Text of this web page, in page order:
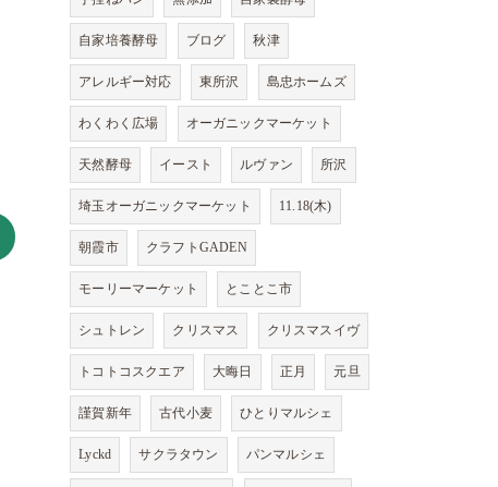
自家培養酵母 ブログ 秋津
アレルギー対応 東所沢 島忠ホームズ
わくわく広場 オーガニックマーケット
天然酵母 イースト ルヴァン 所沢
埼玉オーガニックマーケット 11.18(木)
朝霞市 クラフトGADEN
モーリーマーケット とことこ市
シュトレン クリスマス クリスマスイヴ
トコトコスクエア 大晦日 正月 元旦
謹賀新年 古代小麦 ひとりマルシェ
Lyckd サクラタウン パンマルシェ